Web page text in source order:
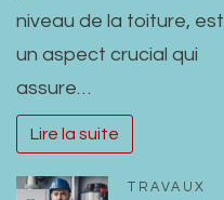
niveau de la toiture, est
un aspect crucial qui
assure…
Lire la suite
TRAVAUX